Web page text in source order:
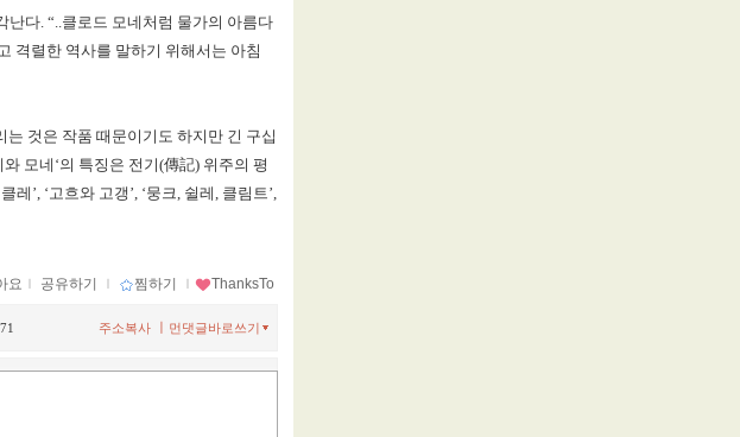
난다. “..클로드 모네처럼 물가의 아름다
격렬한 역사를 말하기 위해서는 아침
것은 작품 때문이기도 하지만 긴 구십
와 모네‘의 특징은 전기(傳記) 위주의 평
레’, ‘고흐와 고갱’, ‘뭉크, 쉴레, 클림트’,
요 ｌ 공유하기 ｌ 찜하기 ｌ ThanksTo
먼댓글바로쓰기
주소복사